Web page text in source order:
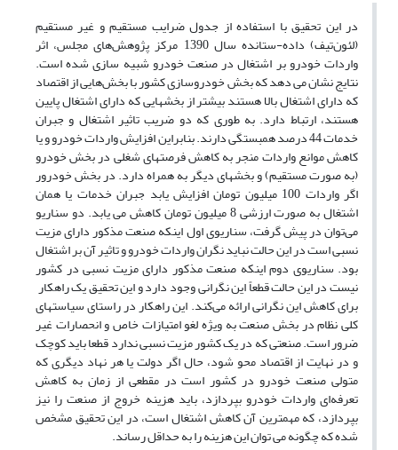
در این تحقیق با استفاده از جدول ضرایب مستقیم و غیر مستقیم
(لئون‌تیف) داده-ستانده سال 1390 مرکز پژوهش‌های مجلس، اثر
واردات خودرو بر اشتغال در صنعت خودرو شبیه سازی شده است.
نتایج نشان می دهد که بخش خودروسازی کشور با بخش‌هایی از اقتصاد
که دارای اشتغال بالا هستند بیشتر از بخشهایی که دارای اشتغال پایین
هستند، ارتباط دارد. به طوری که دو ضریب تاثیر اشتغال و جبران
خدمات 44 درصد همبستگی دارند. بنابراین افزایش واردات خودرو و یا
کاهش موانع واردات منجر به کاهش فرصتهای شغلی در بخش خودرو
(به صورت مستقیم) و بخشهای دیگر به همراه دارد. در بخش خودرور
اگر واردات 100 میلیون تومان افزایش یابد جبران خدمات یا همان
اشتغال به صورت ارزشی 8 میلیون تومان کاهش می یابد. دو سناریو
می‌توان در پیش گرفت، سناریوی اول اینکه صنعت مذکور دارای مزیت
نسبی است در این حالت نباید نگران واردات خودرو و تاثیر آن بر اشتغال
بود. سناریوی دوم اینکه صنعت مذکور دارای مزیت نسبی در کشور
نیست در این حالت قطعاً این نگرانی وجود دارد و این تحقیق یک راهکار
برای کاهش این نگرانی ارائه می‌کند. این راهکار در راستای سیاستهای
کلی نظام در بخش صنعت به ویژه لغو امتیازات خاص و انحصارات غیر
ضرور است. صنعتی که در یک کشور مزیت نسبی ندارد قطعا باید کوچک
و در نهایت از اقتصاد محو شود، حال اگر دولت یا هر نهاد دیگری که
متولی صنعت خودرو در کشور است در مقطعی از زمان به کاهش
تعرفه‌ای واردات خودرو بپردازد، باید هزینه خروج از صنعت را نیز
بپردازد، که مهمترین آن کاهش اشتغال است، در این تحقیق مشخص
شده که چگونه می توان این هزینه را به حداقل رساند.